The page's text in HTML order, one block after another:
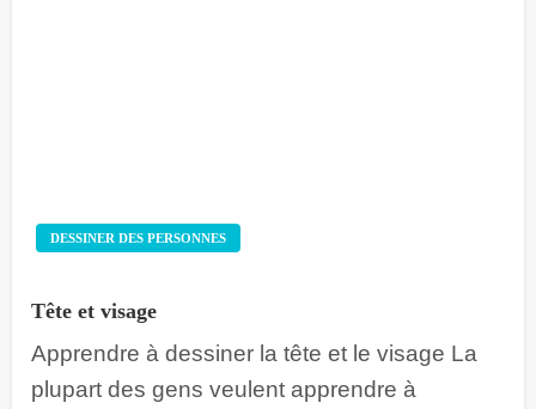
DESSINER DES PERSONNES
Tête et visage
Apprendre à dessiner la tête et le visage La
plupart des gens veulent apprendre à